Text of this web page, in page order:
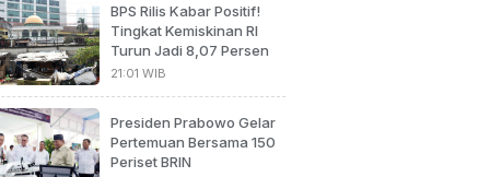
BPS Rilis Kabar Positif!
Tingkat Kemiskinan RI
Turun Jadi 8,07 Persen
21:01 WIB
Presiden Prabowo Gelar
Pertemuan Bersama 150
Periset BRIN